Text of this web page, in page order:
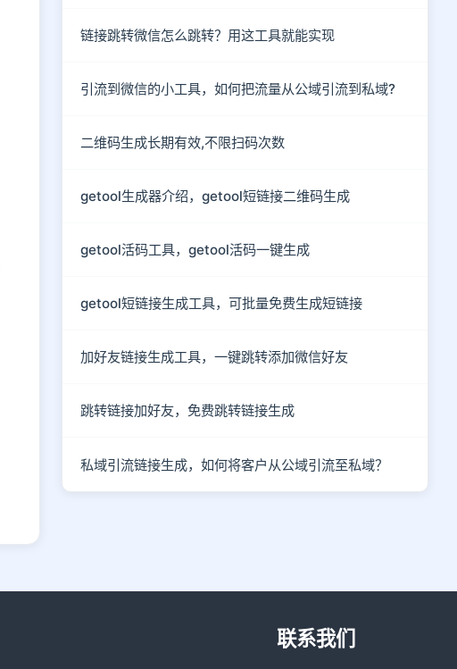
链接跳转微信怎么跳转？用这工具就能实现
引流到微信的小工具，如何把流量从公域引流到私域?
二维码生成长期有效,不限扫码次数
getool生成器介绍，getool短链接二维码生成
getool活码工具，getool活码一键生成
getool短链接生成工具，可批量免费生成短链接
加好友链接生成工具，一键跳转添加微信好友
跳转链接加好友，免费跳转链接生成
私域引流链接生成，如何将客户从公域引流至私域？
联系我们